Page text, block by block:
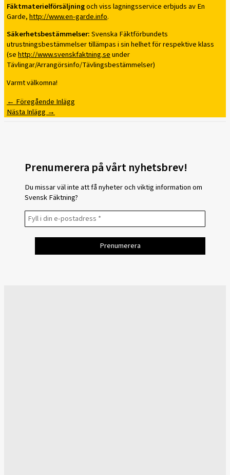
Fäktmaterielförsäljningoch viss lagningsservice erbjuds av En
Garde,http://www.en-garde.info.
Säkerhetsbestämmelser:Svenska Fäktförbundets
utrustningsbestämmelser tillämpas i sin helhet för respektive klass
(sehttp://www.svenskfaktning.seunder
Tävlingar/Arrangörsinfo/Tävlingsbestämmelser)
Varmt välkomna!
← Föregående Inlägg
Nästa Inlägg →
Prenumerera på vårt nyhetsbrev!
Du missar väl inte att få nyheter och viktig information om
Svensk Fäktning?